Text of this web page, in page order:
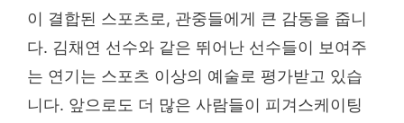
이 결합된 스포츠로, 관중들에게 큰 감동을 줍니
다. 김채연 선수와 같은 뛰어난 선수들이 보여주
는 연기는 스포츠 이상의 예술로 평가받고 있습
니다. 앞으로도 더 많은 사람들이 피겨스케이팅